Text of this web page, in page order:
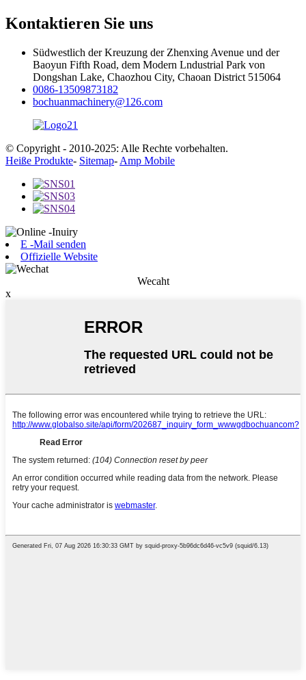
Kontaktieren Sie uns
Südwestlich der Kreuzung der Zhenxing Avenue und der
Baoyun Fifth Road, dem Modern Lndustrial Park von
Dongshan Lake, Chaozhou City, Chaoan District 515064
0086-13509873182
bochuanmachinery@126.com
© Copyright - 2010-2025: Alle Rechte vorbehalten.
Heiße Produkte- Sitemap- Amp Mobile
E -Mail senden
Offizielle Website
Wecaht
x